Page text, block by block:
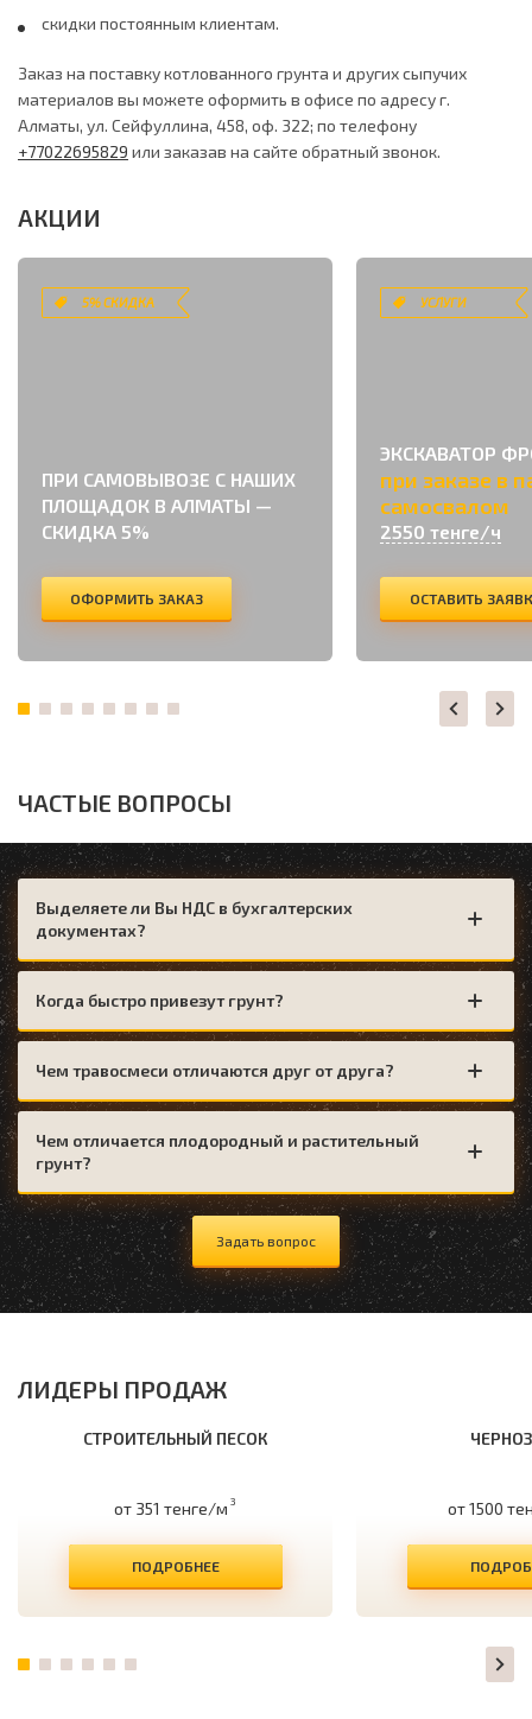
скидки постоянным клиентам.
Заказ на поставку котлованного грунта и других сыпучих
материалов вы можете оформить в офисе по адресу г.
Алматы, ул. Сейфуллина, 458, оф. 322; по телефону
+77022695829 или заказав на сайте обратный звонок.
АКЦИИ
5% СКИДКА
ПРИ САМОВЫВОЗЕ С НАШИХ
ПЛОЩАДОК В АЛМАТЫ —
СКИДКА 5%
ОФОРМИТЬ ЗАКАЗ
УСЛУГИ
ЭКСКАВАТОР
при заказе в
самосвалом
2550 тенге/ч
ОСТАВИТЬ
ЧАСТЫЕ ВОПРОСЫ
Выделяете ли Вы НДС в бухгалтерских
документах?
Когда быстро привезут грунт?
Чем травосмеси отличаются друг от друга?
Чем отличается плодородный и растительный
грунт?
Задать вопрос
ЛИДЕРЫ ПРОДАЖ
СТРОИТЕЛЬНЫЙ ПЕСОК
от 351 тенге/м 3
ПОДРОБНЕЕ
от 1500